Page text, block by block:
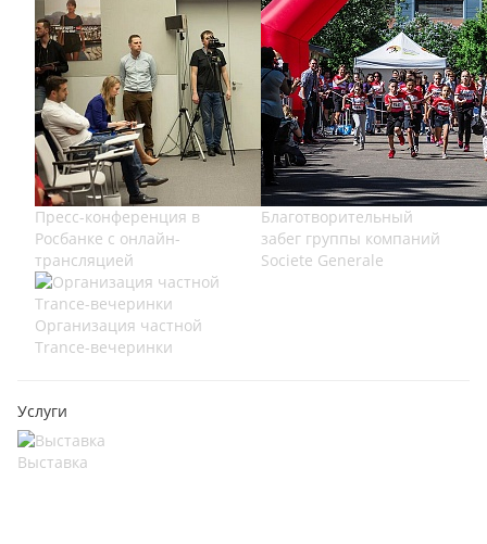
Пресс-конференция в
Росбанке с онлайн-
трансляцией
Благотворительный
забег группы компаний
Societe Generale
Организация частной
Trance-вечеринки
Услуги
Выставка